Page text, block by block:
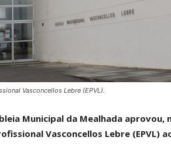
Vasconcellos Lebre (EPVL).
Municipal da Mealhada aprovou,
Vasconcellos Lebre (EPVL)